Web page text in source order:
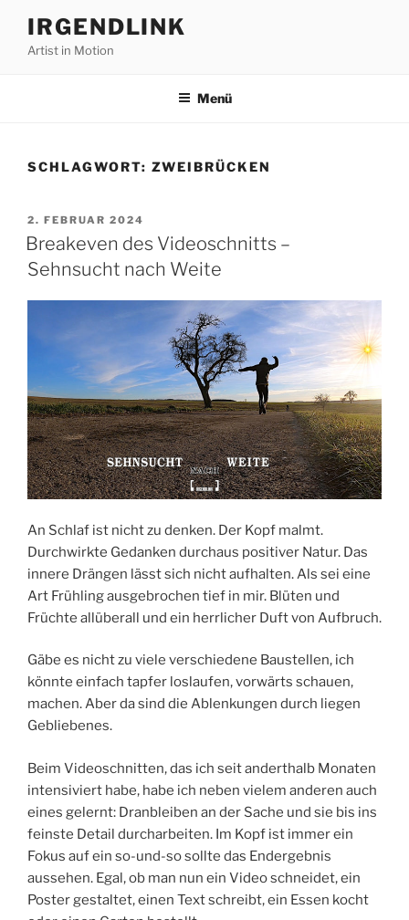
Inhalt
springen
IRGENDLINK
Artist in Motion
Menü
SCHLAGWORT: ZWEIBRÜCKEN
VERÖFFENTLICHT
AM
2. FEBRUAR 2024
Breakeven des Videoschnitts –
Sehnsucht nach Weite
An Schlaf ist nicht zu denken. Der Kopf malmt.
Durchwirkte Gedanken durchaus positiver Natur. Das
innere Drängen lässt sich nicht aufhalten. Als sei eine
Art Frühling ausgebrochen tief in mir. Blüten und
Früchte allüberall und ein herrlicher Duft von Aufbruch.
Gäbe es nicht zu viele verschiedene Baustellen, ich
könnte einfach tapfer loslaufen, vorwärts schauen,
machen. Aber da sind die Ablenkungen durch liegen
Gebliebenes.
Beim Videoschnitten, das ich seit anderthalb Monaten
intensiviert habe, habe ich neben vielem anderen auch
eines gelernt: Dranbleiben an der Sache und sie bis ins
feinste Detail durcharbeiten. Im Kopf ist immer ein
Fokus auf ein so-und-so sollte das Endergebnis
aussehen. Egal, ob man nun ein Video schneidet, ein
Poster gestaltet, einen Text schreibt, ein Essen kocht